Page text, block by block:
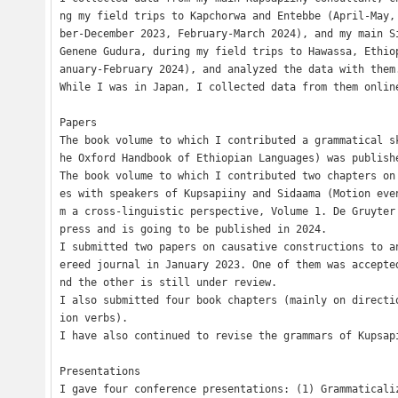
ng my field trips to Kapchorwa and Entebbe (April-May,
ber-December 2023, February-March 2024), and my main
Genene Gudura, during my field trips to Hawassa,
anuary-February 2024), and analyzed the data with
While I was in Japan, I collected data from them
Papers
The book volume to which I contributed a grammatical
he Oxford Handbook of Ethiopian Languages) was
The book volume to which I contributed two chapters
es with speakers of Kupsapiiny and Sidaama (Motion
m a cross-linguistic perspective, Volume 1. De
press and is going to be published in 2024.
I submitted two papers on causative constructions to
ereed journal in January 2023. One of them was
nd the other is still under review.
I also submitted four book chapters (mainly on
ion verbs).
I have also continued to revise the grammars of
Presentations
I gave four conference presentations: (1)